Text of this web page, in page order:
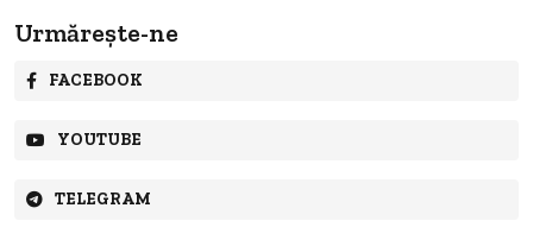
Urmărește-ne
FACEBOOK
YOUTUBE
TELEGRAM